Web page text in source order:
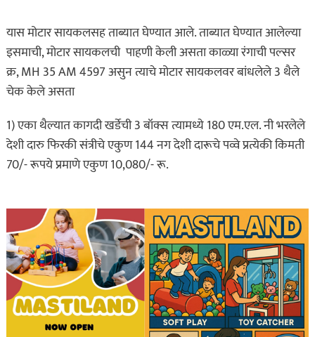
यास मोटार सायकलसह ताब्यात घेण्यात आले. ताब्यात घेण्यात आलेल्या
इसमाची, मोटार सायकलची पाहणी केली असता काळ्या रंगाची पल्सर
क्र, MH 35 AM 4597 असुन त्याचे मोटार सायकलवर बांधलेले 3 थैले
चेक केले असता
1) एका थैल्यात कागदी खर्डेची 3 बॉक्स त्यामध्ये 180 एम.एल. नी भरलेले
देशी दारु फिरकी संत्रीचे एकुण 144 नग देशी दारूचे पव्वे प्रत्येकी किमती
70/- रूपये प्रमाणे एकुण 10,080/- रू.